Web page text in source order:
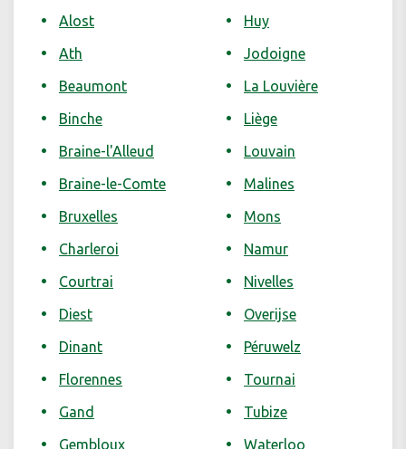
Alost
Ath
Beaumont
Binche
Braine-l'Alleud
Braine-le-Comte
Bruxelles
Charleroi
Courtrai
Diest
Dinant
Florennes
Gand
Gembloux
Huy
Jodoigne
La Louvière
Liège
Louvain
Malines
Mons
Namur
Nivelles
Overijse
Péruwelz
Tournai
Tubize
Waterloo